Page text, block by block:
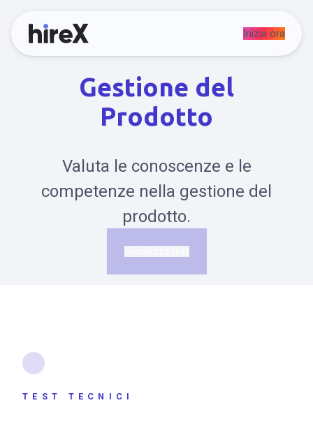
Inizia ora
Gestione del
Prodotto
Valuta le conoscenze e le
competenze nella gestione del
prodotto.
TEST TECNICI